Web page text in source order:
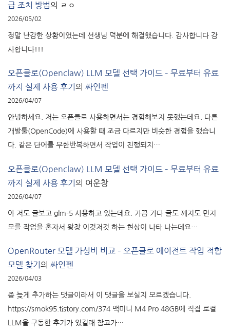
급 조치 방법의 ㄹㅇ
2026/05/02
정말 난감한 상황이었는데 선생님 덕분에 해결했습니다. 감사합니다 감
사합니다!!!
오픈클로(Openclaw) LLM 모델 선택 가이드 – 무료부터 유료
까지 실제 사용 후기 의 싸인펜
2026/04/07
안녕하세요. 저는 오픈클로 사용하면서는 경험해보지 못했는데요. 다른
개발툴(OpenCode)에 사용할 때 조금 다르지만 비슷한 경험을 했습니
다. 같은 단어를 무한반복하면서 작업이 진행되지…
오픈클로(Openclaw) LLM 모델 선택 가이드 – 무료부터 유료
까지 실제 사용 후기 의 여운창
2026/04/07
아 저도 글보고 glm-5 사용하고 있는데요. 가끔 가다 글도 깨지도 먼지
모를 작업을 혼자서 왕창 이것저것 하는 현상이 나타 나는데요…
OpenRouter 모델 가성비 비교 – 오픈클로 에이전트 작업 적합
모델 찾기 의 싸인펜
2026/04/03
좀 늦게 추가하는 댓글이라서 이 댓글을 보실지 모르겠습니다.
https://smok95.tistory.com/374 맥미니 M4 Pro 48GB에 직접 로컬
LLM을 구동한 후기가 있길래 참고가…